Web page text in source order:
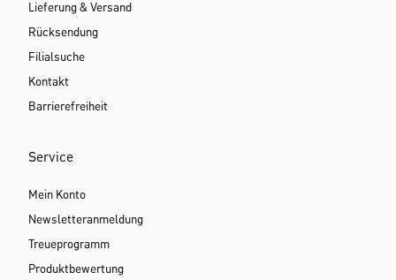
Lieferung & Versand
Rücksendung
Filialsuche
Kontakt
Barrierefreiheit
Service
Mein Konto
Newsletteranmeldung
Treueprogramm
Produktbewertung